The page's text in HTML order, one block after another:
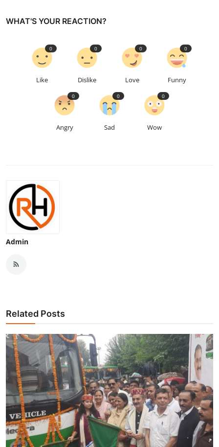
WHAT'S YOUR REACTION?
Like
0
Dislike
0
Love
0
Funny
0
Angry
0
Sad
0
Wow
0
Admin
Related Posts